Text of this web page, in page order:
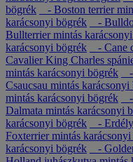
bögrék
- Boston terrier
karácsonyi bögrék
-
Bullterrier mintás
karácsonyi bögrék
- Cane
Cavalier King Charles
mintás karácsonyi bögrék
-
Csaucsau mintás karácsonyi
mintás karácsonyi bögrék
-
Dalmata mintás karácsonyi
karácsonyi bögrék
-
Foxterrier mintás
karácsonyi bögrék
-